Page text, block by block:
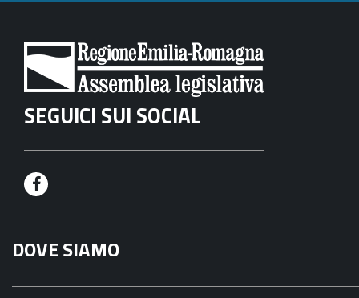
SEGUICI SUI SOCIAL
F
c
e
DOVE SIAMO